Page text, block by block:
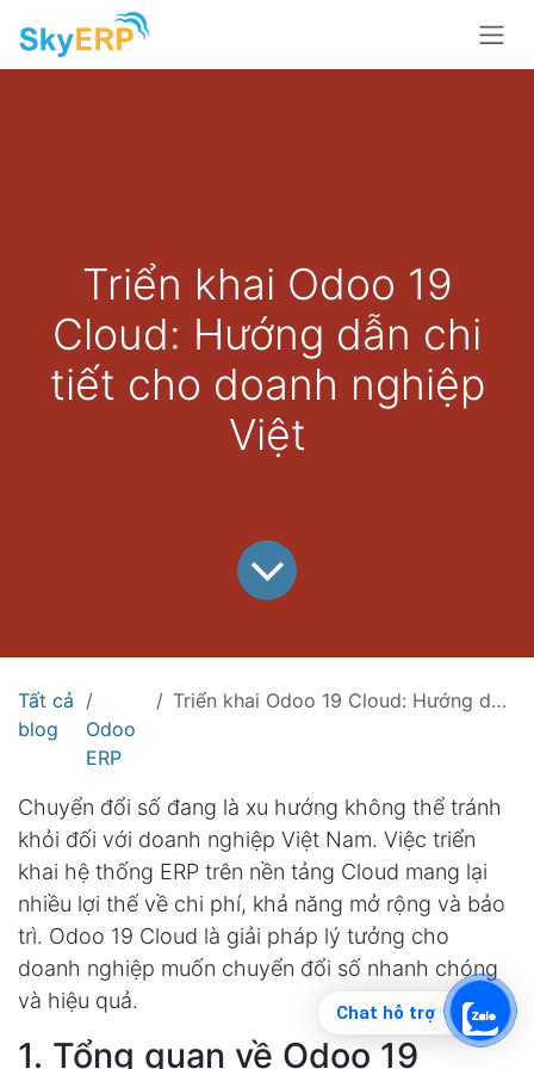
Skip to Content
Triển khai Odoo 19
Cloud: Hướng dẫn chi
tiết cho doanh nghiệp
Việt
Tất cả
blog
Odoo
ERP
Triển khai Odoo 19 Cloud: Hướng dẫn chi tiết cho doanh nghiệp Việt
Chuyển đổi số đang là xu hướng không thể tránh
khỏi đối với doanh nghiệp Việt Nam. Việc triển
khai hệ thống ERP trên nền tảng Cloud mang lại
nhiều lợi thế về chi phí, khả năng mở rộng và bảo
trì. Odoo 19 Cloud là giải pháp lý tưởng cho
doanh nghiệp muốn chuyển đổi số nhanh chóng
và hiệu quả.
1. Tổng quan về Odoo 19
Chat hỗ trợ